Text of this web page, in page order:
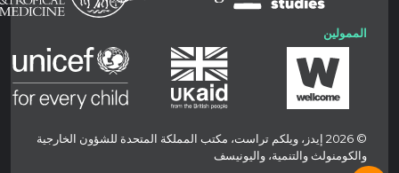
الممولين
© 2026 إيدز، ويلكم تراست، مكتب المملكة المتحدة للشؤون الخارجية
والكومنولث والتنمية، واليونيسف